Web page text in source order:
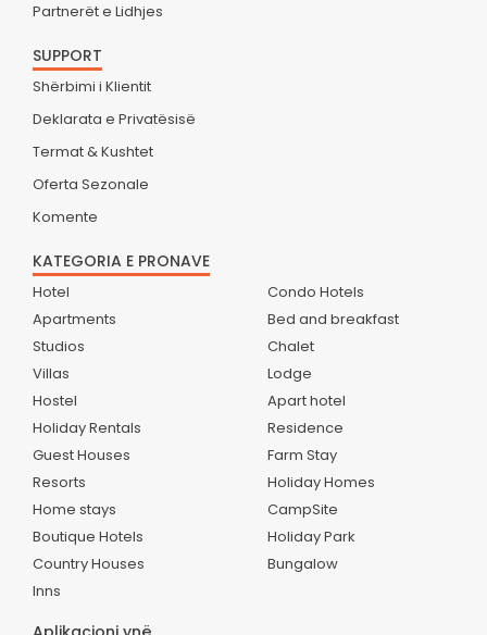
Partnerët e Lidhjes
SUPPORT
Shërbimi i Klientit
Deklarata e Privatësisë
Termat & Kushtet
Oferta Sezonale
Komente
KATEGORIA E PRONAVE
Hotel
Apartments
Studios
Villas
Hostel
Holiday Rentals
Guest Houses
Resorts
Home stays
Boutique Hotels
Country Houses
Inns
Condo Hotels
Bed and breakfast
Chalet
Lodge
Apart hotel
Residence
Farm Stay
Holiday Homes
CampSite
Holiday Park
Bungalow